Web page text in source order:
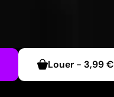
Louer - 3,99 €